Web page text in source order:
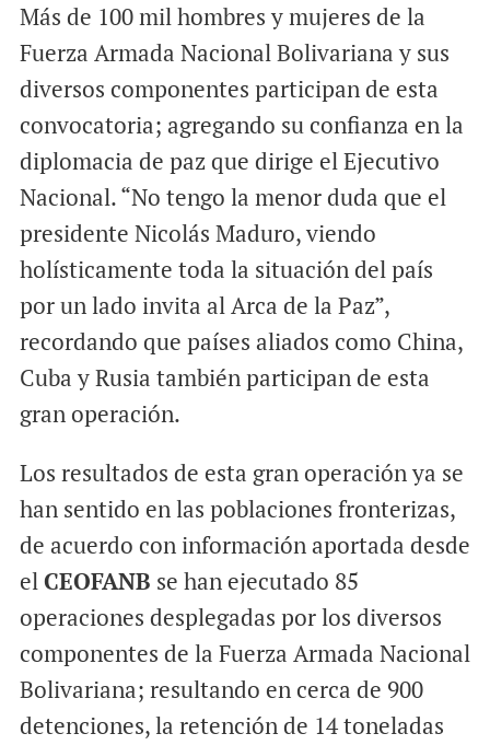
Más de 100 mil hombres y mujeres de la
Fuerza Armada Nacional Bolivariana y sus
diversos componentes participan de esta
convocatoria; agregando su confianza en la
diplomacia de paz que dirige el Ejecutivo
Nacional. “No tengo la menor duda que el
presidente Nicolás Maduro, viendo
holísticamente toda la situación del país
por un lado invita al Arca de la Paz”,
recordando que países aliados como China,
Cuba y Rusia también participan de esta
gran operación.
Los resultados de esta gran operación ya se
han sentido en las poblaciones fronterizas,
de acuerdo con información aportada desde
elCEOFANB se han ejecutado 85
operaciones desplegadas por los diversos
componentes de la Fuerza Armada Nacional
Bolivariana; resultando en cerca de 900
detenciones, la retención de 14 toneladas